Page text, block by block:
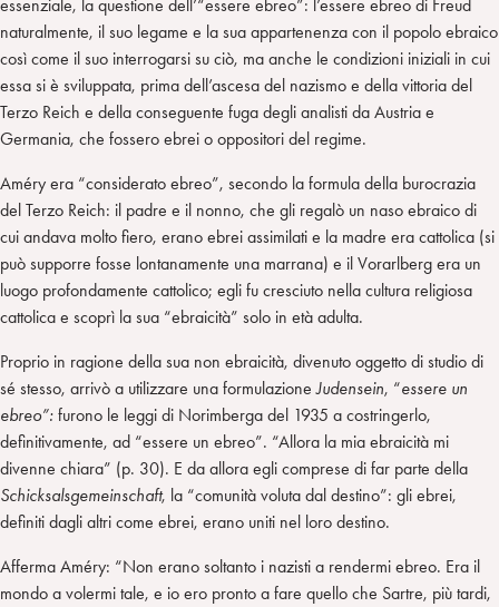
essenziale, la questione dell’“essere ebreo”: l’essere ebreo di Freud
naturalmente, il suo legame e la sua appartenenza con il popolo ebraico
così come il suo interrogarsi su ciò, ma anche le condizioni iniziali in cui
essa si è sviluppata, prima dell’ascesa del nazismo e della vittoria del
Terzo Reich e della conseguente fuga degli analisti da Austria e
Germania, che fossero ebrei o oppositori del regime.
Améry era “considerato ebreo”, secondo la formula della burocrazia
del Terzo Reich: il padre e il nonno, che gli regalò un naso ebraico di
cui andava molto fiero, erano ebrei assimilati e la madre era cattolica (si
può supporre fosse lontanamente una marrana) e il Vorarlberg era un
luogo profondamente cattolico; egli fu cresciuto nella cultura religiosa
cattolica e scoprì la sua “ebraicità” solo in età adulta.
Proprio in ragione della sua non ebraicità, divenuto oggetto di studio di
sé stesso, arrivò a utilizzare una formulazioneJudensein, “essere un
ebreo”: furono le leggi di Norimberga del 1935 a costringerlo,
definitivamente, ad “essere un ebreo”. “Allora la mia ebraicità mi
divenne chiara” (p. 30). E da allora egli comprese di far parte della
Schicksalsgemeinschaft, la “comunità voluta dal destino”: gli ebrei,
definiti dagli altri come ebrei, erano uniti nel loro destino.
Afferma Améry: “Non erano soltanto i nazisti a rendermi ebreo. Era il
mondo a volermi tale, e io ero pronto a fare quello che Sartre, più tardi,